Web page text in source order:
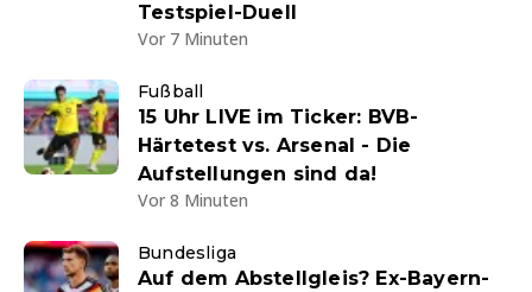
Testspiel-Duell
Vor 7 Minuten
Fußball
15 Uhr LIVE im Ticker: BVB-
Härtetest vs. Arsenal - Die
Aufstellungen sind da!
Vor 8 Minuten
Bundesliga
Auf dem Abstellgleis? Ex-Bayern-